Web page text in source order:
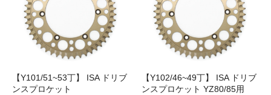
【Y101/51~53丁】 ISA ドリブ
ンスプロケット
【Y102/46~49丁】 ISA ドリブ
ンスプロケット YZ80/85用